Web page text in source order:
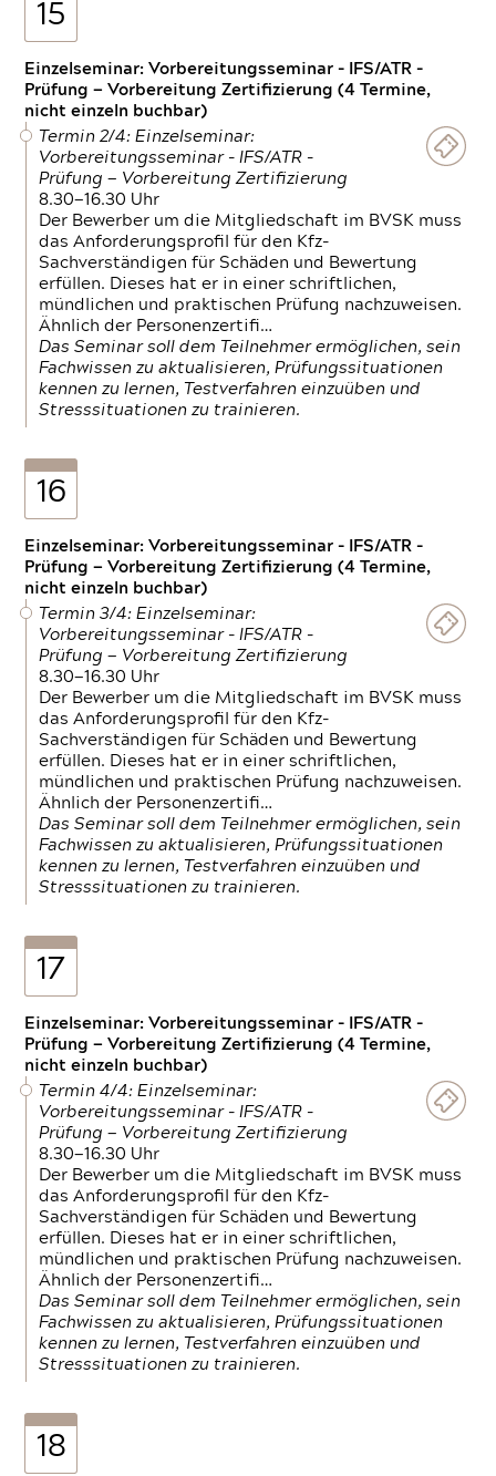
15
Einzelseminar: Vorbereitungsseminar - IFS/ATR -
Prüfung — Vorbereitung Zertifizierung (4 Termine,
nicht einzeln buchbar)
Termin 2/4: Einzelseminar:
Vorbereitungsseminar - IFS/ATR -
Prüfung — Vorbereitung Zertifizierung
8.30—16.30 Uhr
Der Bewerber um die Mitgliedschaft im BVSK muss
das Anforderungsprofil für den Kfz-
Sachverständigen für Schäden und Bewertung
erfüllen. Dieses hat er in einer schriftlichen,
mündlichen und praktischen Prüfung nachzuweisen.
Ähnlich der Personenzertifi…
Das Seminar soll dem Teilnehmer ermöglichen, sein
Fachwissen zu aktualisieren, Prüfungssituationen
kennen zu lernen, Testverfahren einzuüben und
Stresssituationen zu trainieren.
16
Einzelseminar: Vorbereitungsseminar - IFS/ATR -
Prüfung — Vorbereitung Zertifizierung (4 Termine,
nicht einzeln buchbar)
Termin 3/4: Einzelseminar:
Vorbereitungsseminar - IFS/ATR -
Prüfung — Vorbereitung Zertifizierung
8.30—16.30 Uhr
Der Bewerber um die Mitgliedschaft im BVSK muss
das Anforderungsprofil für den Kfz-
Sachverständigen für Schäden und Bewertung
erfüllen. Dieses hat er in einer schriftlichen,
mündlichen und praktischen Prüfung nachzuweisen.
Ähnlich der Personenzertifi…
Das Seminar soll dem Teilnehmer ermöglichen, sein
Fachwissen zu aktualisieren, Prüfungssituationen
kennen zu lernen, Testverfahren einzuüben und
Stresssituationen zu trainieren.
17
Einzelseminar: Vorbereitungsseminar - IFS/ATR -
Prüfung — Vorbereitung Zertifizierung (4 Termine,
nicht einzeln buchbar)
Termin 4/4: Einzelseminar:
Vorbereitungsseminar - IFS/ATR -
Prüfung — Vorbereitung Zertifizierung
8.30—16.30 Uhr
Der Bewerber um die Mitgliedschaft im BVSK muss
das Anforderungsprofil für den Kfz-
Sachverständigen für Schäden und Bewertung
erfüllen. Dieses hat er in einer schriftlichen,
mündlichen und praktischen Prüfung nachzuweisen.
Ähnlich der Personenzertifi…
Das Seminar soll dem Teilnehmer ermöglichen, sein
Fachwissen zu aktualisieren, Prüfungssituationen
kennen zu lernen, Testverfahren einzuüben und
Stresssituationen zu trainieren.
18